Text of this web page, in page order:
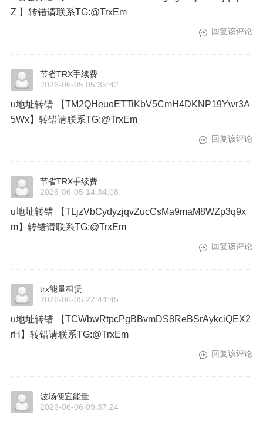
Z 】转错请联系TG:@TrxEm
回复该评论
节省TRX手续费
2026-06-05 05:35:42
u地址转错 【TM2QHeuoETTiKbV5CmH4DKNP19Ywr3A
5Wx】转错请联系TG:@TrxEm
回复该评论
节省TRX手续费
2026-06-05 14:34:08
u地址转错 【TLjzVbCydyzjqvZucCsMa9maM8WZp3q9x
m】转错请联系TG:@TrxEm
回复该评论
trx能量租赁
2026-06-05 22:44:45
u地址转错 【TCWbwRtpcPgBBvmDS8ReBSrAykciQEX2
rH】转错请联系TG:@TrxEm
回复该评论
波场便宜能量
2026-06-06 09:37:24